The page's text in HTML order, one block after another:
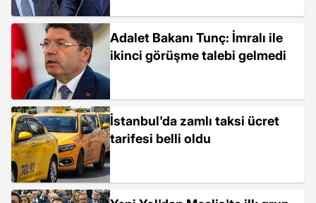
Adalet Bakanı Tunç: İmralı ile
ikinci görüşme talebi gelmedi
İstanbul'da zamlı taksi ücret
tarifesi belli oldu